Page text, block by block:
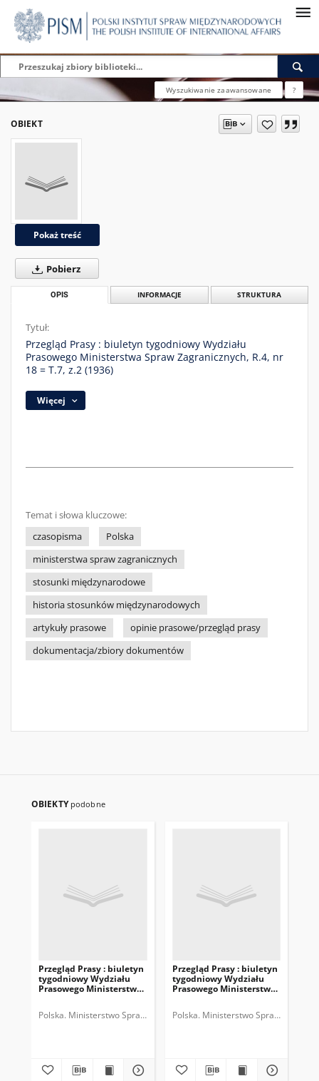
Wyszukiwanie zaawansowane ?
OBIEKT
Pokaż treść
Pobierz
OPIS INFORMACJE STRUKTURA
Tytuł:
Przegląd Prasy : biuletyn tygodniowy Wydziału
Prasowego Ministerstwa Spraw Zagranicznych, R.4, nr
18 = T.7, z.2 (1936)
Więcej
Temat i słowa kluczowe:
czasopisma
Polska
ministerstwa spraw zagranicznych
stosunki międzynarodowe
historia stosunków międzynarodowych
artykuły prasowe
opinie prasowe/przegląd prasy
dokumentacja/zbiory dokumentów
OBIEKTY podobne
Przegląd Prasy : biuletyn
tygodniowy Wydziału
Prasowego Ministerstwa
Polska. Ministerstwo Spraw Zagranicznych (1918-1939). Wydział
Przegląd Prasy : biuletyn
tygodniowy Wydziału
Prasowego Ministerstwa
Polska. Ministerstwo Spraw